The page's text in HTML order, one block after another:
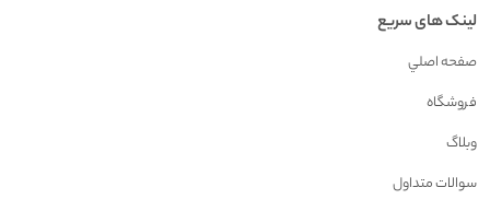
لینک های سریع
صفحه اصلي
فروشگاه
وبلاگ
سوالات متداول